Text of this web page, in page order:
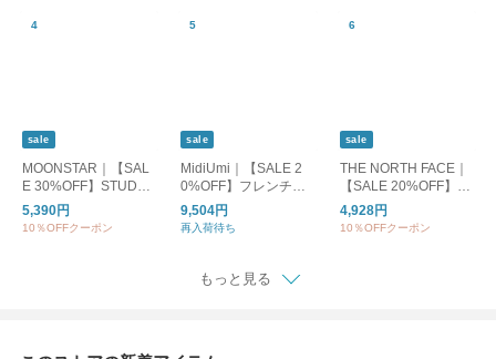
ボーダー 611113
sale
MOONSTAR｜【SAL
E 30%OFF】STUDEN
スチューデン 810s エ
イトテンス スニーカ
5,390円
10％OFFクーポン
sale
MidiUmi｜【SALE 2
0%OFF】フレンチス
リーブワイドシャツ
トップス ブラウス 半
袖シャツ 2-730060
9,504円
再入荷待ち
sale
THE NORTH FACE｜
【SALE 20%OFF】S/
S ES Big Logo Tee シ
ョートスリーブ ES ビ
4,928円
10％OFFクーポン
もっと見る